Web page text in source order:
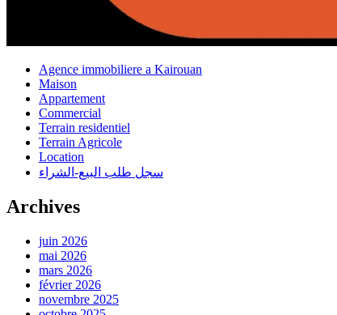
Agence immobiliere a Kairouan
Maison
Appartement
Commercial
Terrain residentiel
Terrain Agricole
Location
سجل طلب البيع-الشراء
Archives
juin 2026
mai 2026
mars 2026
février 2026
novembre 2025